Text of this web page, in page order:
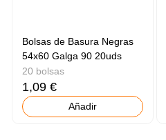
Bolsas de Basura Negras
54x60 Galga 90 20uds
20 bolsas
1,09 €
Añadir